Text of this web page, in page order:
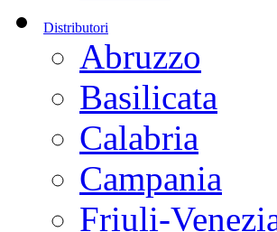
Distributori
Abruzzo
Basilicata
Calabria
Campania
Friuli-